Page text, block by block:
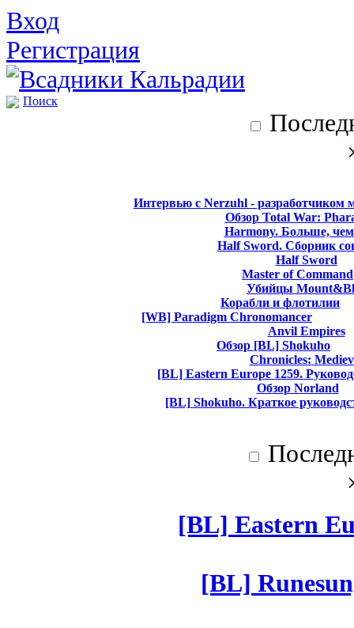
Вход
Регистрация
Поиск
Интервью с Nerzuhl - разработчиком
Обзор Total War:
Harmony. Больше,
Half Sword. Сборник
Half Sword
Master of Command
Убийцы
Корабли и флотилии
[WB] Paradigm Chronomancer
Anvil Empires
Обзор [BL] Shokuho
Chronicles:
[BL] Eastern Europe 1259.
Обзор Norland
[BL] Shokuho. Краткое
[BL] Eastern
[BL]